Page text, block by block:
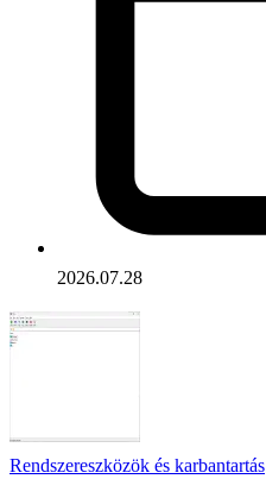
2026.07.28
Rendszereszközök és karbantartás